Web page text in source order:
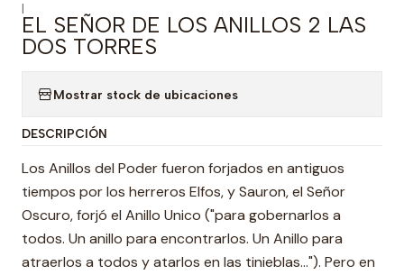
|
EL SEÑOR DE LOS ANILLOS 2 LAS
DOS TORRES
Mostrar stock de ubicaciones
DESCRIPCIÓN
Los Anillos del Poder fueron forjados en antiguos
tiempos por los herreros Elfos, y Sauron, el Señor
Oscuro, forjó el Anillo Unico ("para gobernarlos a
todos. Un anillo para encontrarlos. Un Anillo para
atraerlos a todos y atarlos en las tinieblas..."). Pero en